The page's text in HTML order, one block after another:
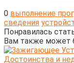
0 выполнение
сведения
Понравилась
Вам также может